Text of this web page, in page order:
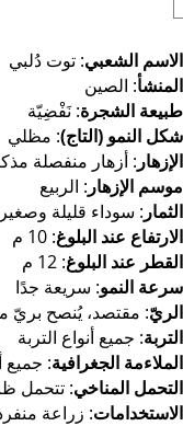
الشعبي: توت دُلبي
: الصين
الشجرة: نَفْضِيّة
النمو (التاج): مظلي
: أزهار منفصلة
الإزهار: الربيع
: سوداء قليلة وصغيرة
عند البلوغ: 10 م
عند البلوغ: 12 م
النمو: سريعة جدًا
: مقتصد، يُنصح بريّ
: جميع أنواع التربة
الجغرافية: جميع
المناخي: تتحمل
: زراعة